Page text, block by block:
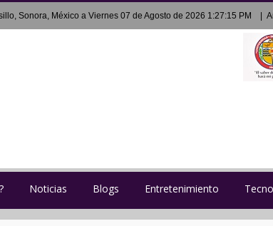
Sonora, México a Viernes 07 de Agosto de 2026 1:27:17 PM |
Noticias Blogs Entretenimiento